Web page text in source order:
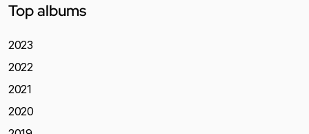
Top albums
2023
2022
2021
2020